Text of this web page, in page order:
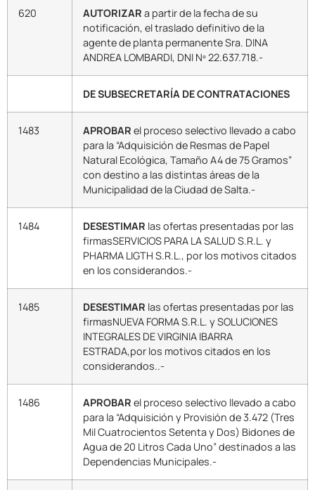
620 AUTORIZAR a partir de la fecha de su
notificación, el traslado definitivo de la
agente de planta permanente Sra. DINA
ANDREA LOMBARDI, DNI Nº 22.637.718.-
DE SUBSECRETARÍA DE CONTRATACIONES
1483 APROBAR el proceso selectivo llevado a cabo
para la “Adquisición de Resmas de Papel
Natural Ecológica, Tamaño A4 de 75 Gramos”
con destino a las distintas áreas de la
Municipalidad de la Ciudad de Salta.-
1484 DESESTIMAR las ofertas presentadas por las
firmasSERVICIOS PARA LA SALUD S.R.L. y
PHARMA LIGTH S.R.L., por los motivos citados
en los considerandos.-
1485 DESESTIMAR las ofertas presentadas por las
firmasNUEVA FORMA S.R.L. y SOLUCIONES
INTEGRALES DE VIRGINIA IBARRA
ESTRADA,por los motivos citados en los
considerandos..-
1486 APROBAR el proceso selectivo llevado a cabo
para la “Adquisición y Provisión de 3.472 (Tres
Mil Cuatrocientos Setenta y Dos) Bidones de
Agua de 20 Litros Cada Uno” destinados a las
Dependencias Municipales.-